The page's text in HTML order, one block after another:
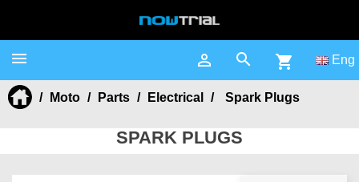
 Eng
shopping_cart


Moto Parts Electrical Spark Plugs
SPARK PLUGS